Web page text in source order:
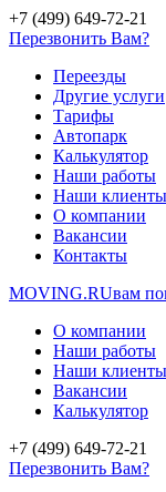
+7 (499) 649-72-21
Перезвонить Вам?
Переезды
Другие услуги
Тарифы
Автопарк
Калькулятор
Наши работы
Наши клиенты
О компании
Вакансии
Контакты
MOVING.RUвам
О компании
Наши работы
Наши клиенты
Вакансии
Калькулятор
+7 (499) 649-72-21
Перезвонить Вам?